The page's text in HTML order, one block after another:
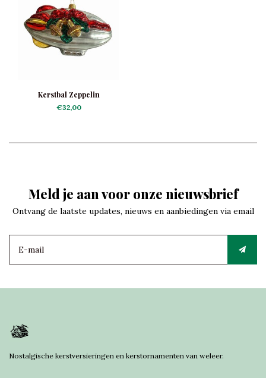
Kerstbal Zeppelin
€32,00
Meld je aan voor onze nieuwsbrief
Ontvang de laatste updates, nieuws en aanbiedingen via email
Nostalgische kerstversieringen en kerstornamenten van weleer.